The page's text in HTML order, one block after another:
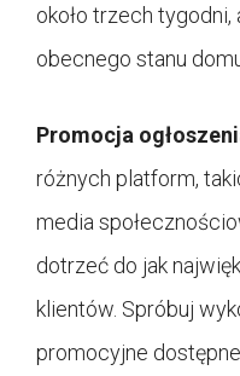
około trzech
obecnego stanu
Promocja
różnych platform,
media
dotrzeć do jak
klientów. Spróbuj
promocyjne